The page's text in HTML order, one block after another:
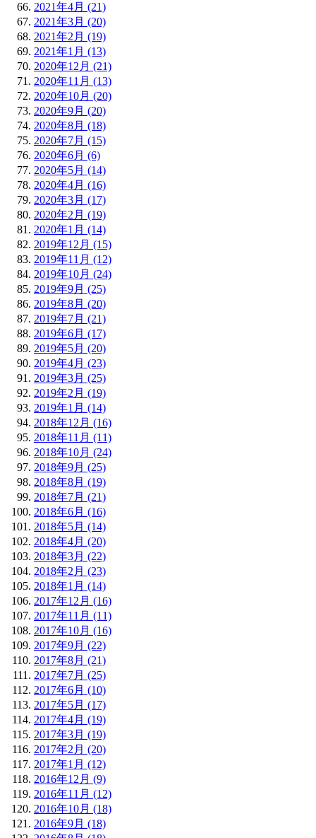
2021年4月 (21)
2021年3月 (20)
2021年2月 (19)
2021年1月 (13)
2020年12月 (21)
2020年11月 (13)
2020年10月 (20)
2020年9月 (20)
2020年8月 (18)
2020年7月 (15)
2020年6月 (6)
2020年5月 (14)
2020年4月 (16)
2020年3月 (17)
2020年2月 (19)
2020年1月 (14)
2019年12月 (15)
2019年11月 (12)
2019年10月 (24)
2019年9月 (25)
2019年8月 (20)
2019年7月 (21)
2019年6月 (17)
2019年5月 (20)
2019年4月 (23)
2019年3月 (25)
2019年2月 (19)
2019年1月 (14)
2018年12月 (16)
2018年11月 (11)
2018年10月 (24)
2018年9月 (25)
2018年8月 (19)
2018年7月 (21)
2018年6月 (16)
2018年5月 (14)
2018年4月 (20)
2018年3月 (22)
2018年2月 (23)
2018年1月 (14)
2017年12月 (16)
2017年11月 (11)
2017年10月 (16)
2017年9月 (22)
2017年8月 (21)
2017年7月 (25)
2017年6月 (10)
2017年5月 (17)
2017年4月 (19)
2017年3月 (19)
2017年2月 (20)
2017年1月 (12)
2016年12月 (9)
2016年11月 (12)
2016年10月 (18)
2016年9月 (18)